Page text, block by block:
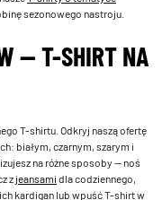
sezonowego nastroju.
— T-SHIRT NA
T-shirtu. Odkryj naszą ofertę
białym, czarnym, szarym i
na różne sposoby — noś
zjeansamidla codziennego,
kardigan lub wpuść T-shirt w